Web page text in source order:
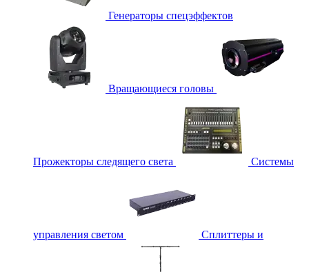
Генераторы спецэффектов
Вращающиеся головы
Прожекторы следящего света Системы
управления светом Сплиттеры и